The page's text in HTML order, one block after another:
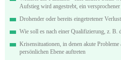
Aufstieg wird angestrebt, ein
Drohender oder bereits eingetretener
Wie soll es nach einer Qualifizierung, z. B.
Krisensituationen, in denen akute
persönlichen Ebene auftreten